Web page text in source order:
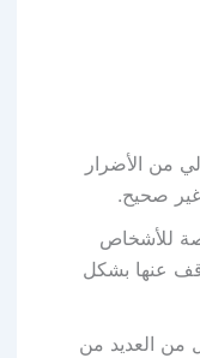
من الأضرار
صحيح.
للأشخاص
عنها بشكل
من العديد من